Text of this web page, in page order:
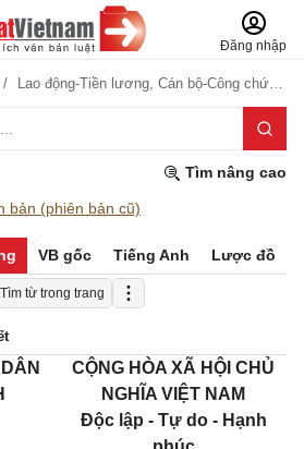
Đăng nhập
Lao động-Tiền lương, Cán bộ-Công chức-Viên chức,
Tìm nâng cao
bản (phiên bản cũ)
VB gốc Tiếng Anh Lược đồ
Tìm từ trong trang
CỘNG HÒA XÃ HỘI CHỦ
NGHĨA VIỆT NAM
Độc lập - Tự do - Hạnh